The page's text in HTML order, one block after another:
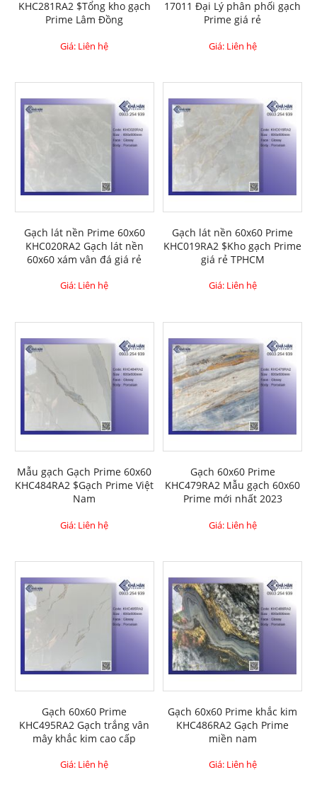
KHC281RA2 $Tổng kho gạch
Prime Lâm Đồng
Giá: Liên hệ
17011 Đại Lý phân phối gạch
Prime giá rẻ
Giá: Liên hệ
Gạch lát nền Prime 60x60
KHC020RA2 Gạch lát nền
60x60 xám vân đá giá rẻ
Giá: Liên hệ
Gạch lát nền 60x60 Prime
KHC019RA2 $Kho gạch Prime
giá rẻ TPHCM
Giá: Liên hệ
Mẫu gạch Gạch Prime 60x60
KHC484RA2 $Gạch Prime Việt
Nam
Giá: Liên hệ
Gạch 60x60 Prime
KHC479RA2 Mẫu gạch 60x60
Prime mới nhất 2023
Giá: Liên hệ
Gạch 60x60 Prime
KHC495RA2 Gạch trắng vân
mây khắc kim cao cấp
Giá: Liên hệ
Gạch 60x60 Prime khắc kim
KHC486RA2 Gạch Prime
miền nam
Giá: Liên hệ